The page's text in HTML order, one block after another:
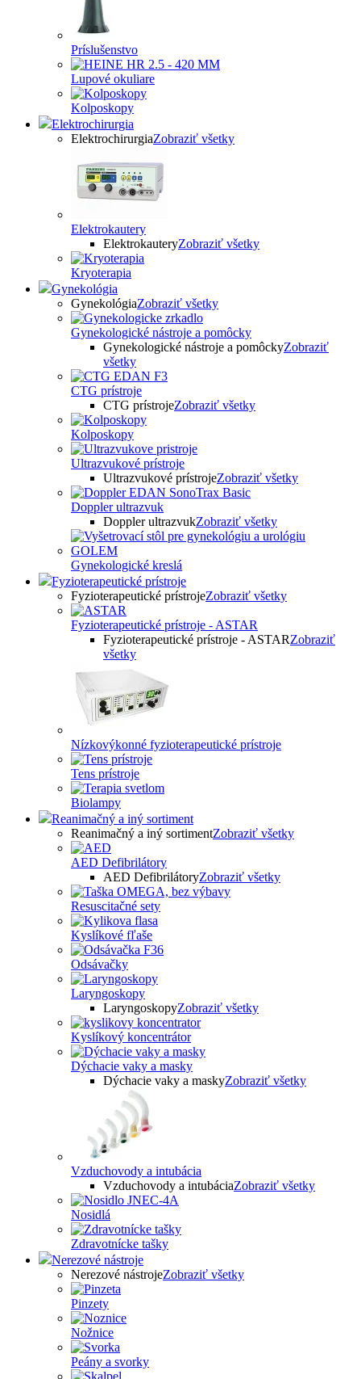
Príslušenstvo
Lupové okuliare
Kolposkopy
Elektrochirurgia
ElektrochirurgiaZobraziť všetky
Elektrokautery
ElektrokauteryZobraziť všetky
Kryoterapia
Gynekológia
GynekológiaZobraziť všetky
Gynekologické nástroje a pomôcky
Gynekologické nástroje a pomôckyZobraziť
všetky
CTG prístroje
CTG prístrojeZobraziť všetky
Kolposkopy
Ultrazvukové prístroje
Ultrazvukové prístrojeZobraziť všetky
Doppler ultrazvuk
Doppler ultrazvukZobraziť všetky
Gynekologické kreslá
Fyzioterapeutické prístroje
Fyzioterapeutické prístrojeZobraziť všetky
Fyzioterapeutické prístroje - ASTAR
Fyzioterapeutické prístroje - ASTARZobraziť
všetky
Nízkovýkonné fyzioterapeutické prístroje
Tens prístroje
Biolampy
Reanimačný a iný sortiment
Reanimačný a iný sortimentZobraziť všetky
AED Defibrilátory
AED DefibrilátoryZobraziť všetky
Resuscitačné sety
Kyslíkové fľaše
Odsávačky
Laryngoskopy
LaryngoskopyZobraziť všetky
Kyslíkový koncentrátor
Dýchacie vaky a masky
Dýchacie vaky a maskyZobraziť všetky
Vzduchovody a intubácia
Vzduchovody a intubáciaZobraziť všetky
Nosidlá
Zdravotnícke tašky
Nerezové nástroje
Nerezové nástrojeZobraziť všetky
Pinzety
Nožnice
Peány a svorky